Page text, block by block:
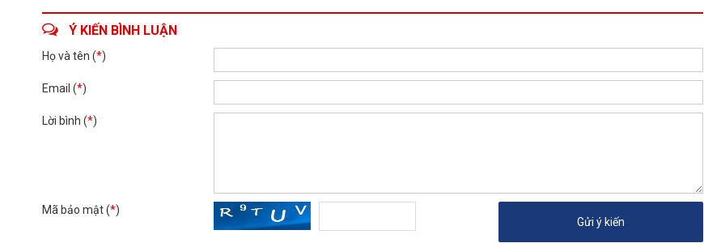
Ý KIẾN BÌNH LUẬN
Họ và tên (*)
Email (*)
Lời bình (*)
Mã bảo mật (*)